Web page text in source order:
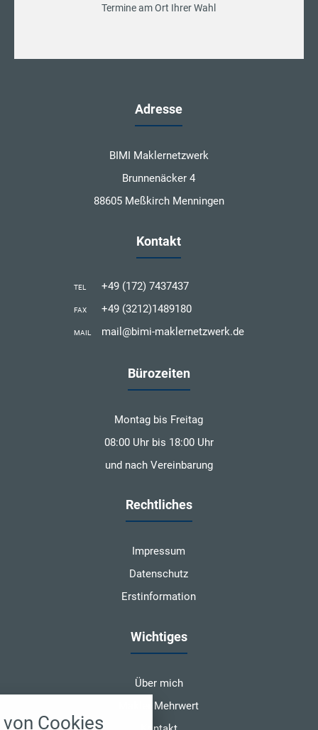
Termine am Ort Ihrer Wahl
Adresse
BIMI Maklernetzwerk
Brunnenäcker 4
88605 Meßkirch Menningen
Kontakt
TEL +49 (172) 7437437
FAX +49 (3212)1489180
MAIL mail@bimi-maklernetzwerk.de
Bürozeiten
Montag bis Freitag
08:00 Uhr bis 18:00 Uhr
und nach Vereinbarung
Rechtliches
Impressum
Datenschutz
Erstinformation
Wichtiges
Über mich
Makler Mehrwert
Cookies
alle verwendeten Cookies und